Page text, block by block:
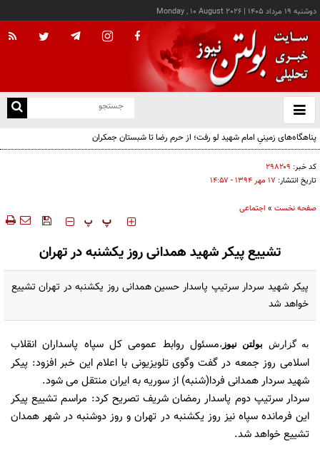
دوشنبه ۱۹ مرداد ۱۴۰۵ |
Monday , 10 August 2026
باز
و
پناهگاه‌های زمینیِ امام شهید لو رفت؛ از حرم رضا تا شبستان جمکران
کد خبر: ۲۹۸۲۰۹
تاریخ انتشار: ۱۷ مهر ۱۳۹۴ - ۱۴:۵۷
صفحه نخست » اجتماعی
‍‍‍ پ پ
تشییع پیکر شهید همدانی روز یکشنبه در تهران
پیکر شهید سردار سرتیپ پاسدار حسین همدانی روز یکشنبه در تهران تشییع
خواهد شد
به گزارش بولتن نیوز ،مسئول روابط عمومی کل سپاه پاسداران انقلاب
اسلامی روز جمعه در گفت وگوی تلویزیونی با اعلام این خبر افزود: پیکر
شهید سردار همدانی فردا(شنبه) از سوریه به ایران منتقل می شود.
سردار سرتیپ دوم پاسدار رمضان شریف تصریح کرد: مراسم تشییع پیکر
این فرمانده سپاه نیز روز یکشنبه در تهران و روز دوشنبه در شهر همدان
تشییع خواهد شد.